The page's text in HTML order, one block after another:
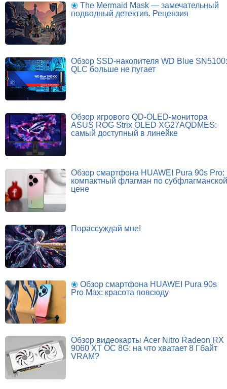
The Mermaid Mask — замечательный
подводный детектив. Рецензия
Обзор SSD-накопителя WD Blue SN5100:
QLC больше не пугает
Обзор игрового QD-OLED-монитора
ASUS ROG Strix OLED XG27AQDMES:
самый доступный в линейке
Обзор смартфона HUAWEI Pura 90s Pro:
компактный флагман по субфлагманской
цене
Порассуждай мне!
Обзор смартфона HUAWEI Pura 90s
Pro Max: красота повсюду
Обзор видеокарты Acer Nitro Radeon RX
9060 XT OC 8G: на что хватает 8 Гбайт
VRAM?